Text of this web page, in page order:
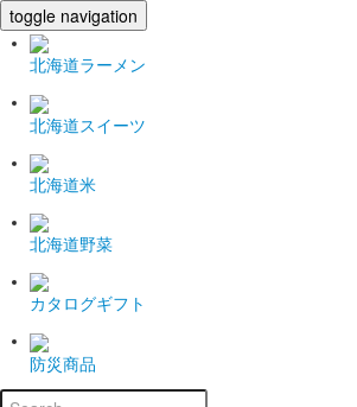
toggle navigation
北海道ラーメン
北海道スイーツ
北海道米
北海道野菜
カタログギフト
防災商品